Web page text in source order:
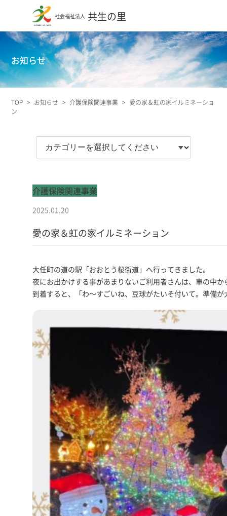
社会福祉法人 共生の里
お知らせ
TOP > お知らせ > 介護保険関連事業 > 愛の家＆虹の家イルミネーショ
ン
介護保険関連事業
2025.01.20
愛の家＆虹の家イルミネーション
大任町の道の駅「おおとう桜街道」へ行ってきました。
夜にお出かけする事があまりないご利用者さんは、車の中
到着すると、「わ～すごいね、豆球がたいそ付いて。準備